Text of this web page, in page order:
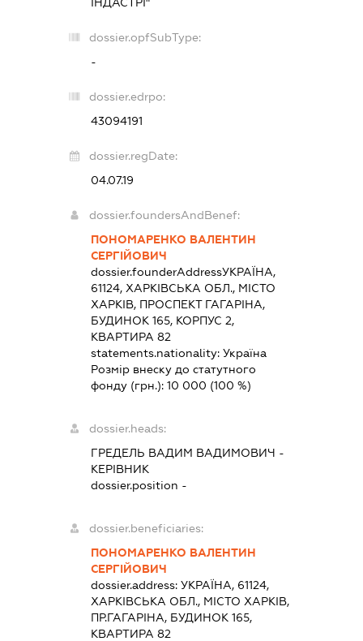
dossier.opfSubType:
-
dossier.edrpo:
43094191
dossier.regDate:
04.07.19
dossier.foundersAndBenef:
ПОНОМАРЕНКО ВАЛЕНТИН
СЕРГІЙОВИЧ
dossier.founderAddressУКРАЇНА,
61124, ХАРКІВСЬКА ОБЛ., МІСТО
ХАРКІВ, ПРОСПЕКТ ГАГАРІНА,
БУДИНОК 165, КОРПУС 2,
КВАРТИРА 82
statements.nationality: Україна
Розмір внеску до статутного
фонду (грн.): 10 000 (100 %)
dossier.heads:
ГРЕДЕЛЬ ВАДИМ ВАДИМОВИЧ -
КЕРІВНИК
dossier.position -
dossier.beneficiaries:
ПОНОМАРЕНКО ВАЛЕНТИН
СЕРГІЙОВИЧ
dossier.address: УКРАЇНА, 61124,
ХАРКІВСЬКА ОБЛ., МІСТО ХАРКІВ,
ПР.ГАГАРІНА, БУДИНОК 165,
КВАРТИРА 82